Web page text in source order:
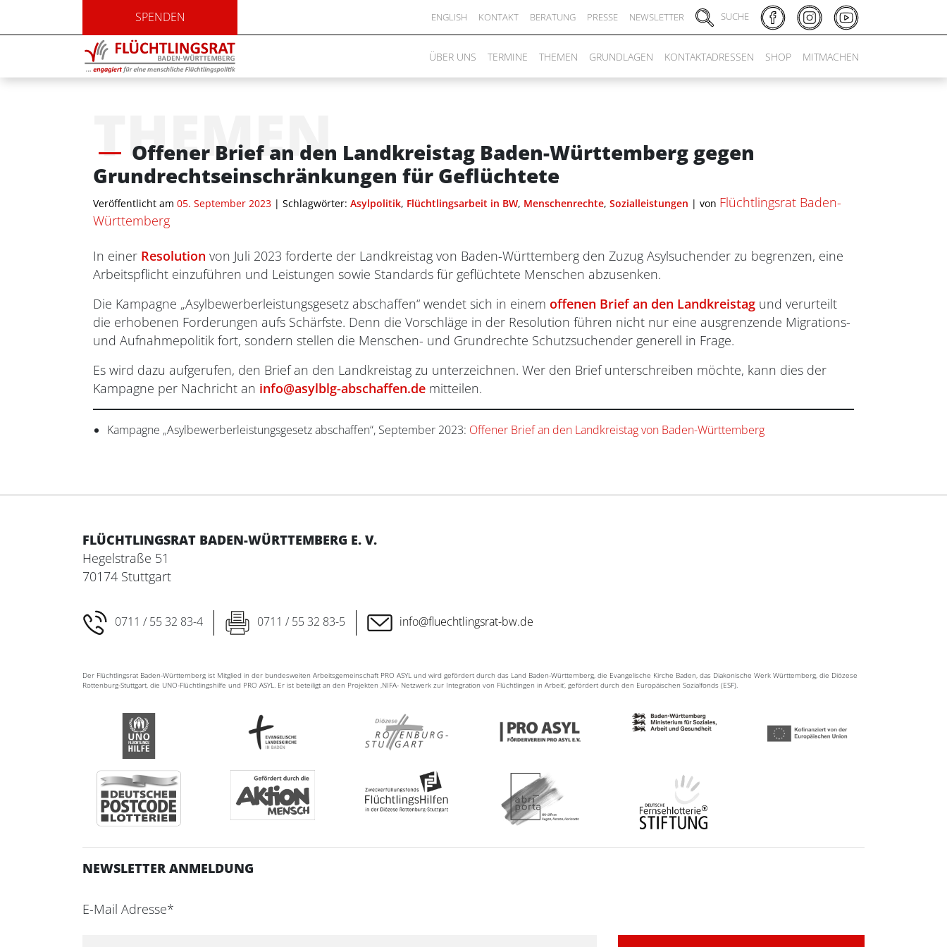
SPENDEN ENGLISH KONTAKT BERATUNG PRESSE NEWSLETTER SUCHE
ÜBER UNS TERMINE THEMEN GRUNDLAGEN KONTAKTADRESSEN SHOP MITMACHEN
THEMEN
Offener Brief an den Landkreistag Baden-Württemberg gegen
Grundrechtseinschränkungen für Geflüchtete
Veröffentlicht am 05. September 2023 | Schlagwörter: Asylpolitik, Flüchtlingsarbeit in BW, Menschenrechte, Sozialleistungen | von Flüchtlingsrat Baden-
Württemberg
In einer Resolution von Juli 2023 forderte der Landkreistag von Baden-Württemberg den Zuzug Asylsuchender zu begrenzen, eine
Arbeitspflicht einzuführen und Leistungen sowie Standards für geflüchtete Menschen abzusenken.
Die Kampagne „Asylbewerberleistungsgesetz abschaffen“ wendet sich in einem offenen Brief an den Landkreistag und verurteilt
die erhobenen Forderungen aufs Schärfste. Denn die Vorschläge in der Resolution führen nicht nur eine ausgrenzende Migrations-
und Aufnahmepolitik fort, sondern stellen die Menschen- und Grundrechte Schutzsuchender generell in Frage.
Es wird dazu aufgerufen, den Brief an den Landkreistag zu unterzeichnen. Wer den Brief unterschreiben möchte, kann dies der
Kampagne per Nachricht an info@asylblg-abschaffen.de mitteilen.
Kampagne „Asylbewerberleistungsgesetz abschaffen“, September 2023: Offener Brief an den Landkreistag von Baden-Württemberg
FLÜCHTLINGSRAT BADEN-WÜRTTEMBERG E. V.
Hegelstraße 51
70174 Stuttgart
0711 / 55 32 83-4 0711 / 55 32 83-5 info@fluechtlingsrat-bw.de
Der Flüchtlingsrat Baden-Württemberg ist Mitglied in der bundesweiten Arbeitsgemeinschaft PRO ASYL und wird gefördert durch das Land Baden-Württemberg, die Evangelische Kirche Baden, das Diakonische Werk Württemberg, die Diözese
Rottenburg-Stuttgart, die UNO-Flüchtlingshilfe und PRO ASYL. Er ist beteiligt an den Projekten ‚NIFA- Netzwerk zur Integration von Flüchtlingen in Arbeit‘, gefördert durch den Europäischen Sozialfonds (ESF).
NEWSLETTER ANMELDUNG
E-Mail Adresse*